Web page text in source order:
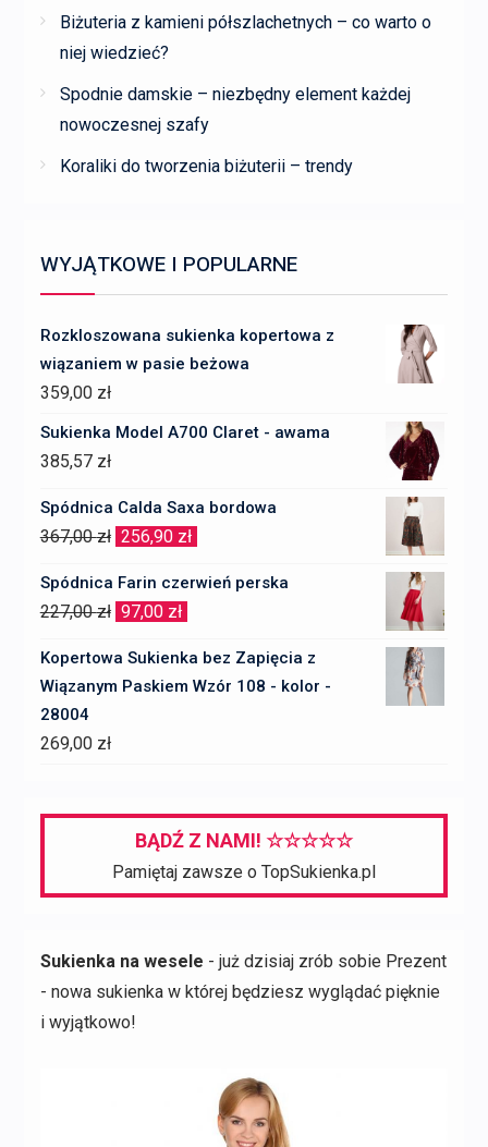
Biżuteria z kamieni półszlachetnych – co warto o
niej wiedzieć?
Spodnie damskie – niezbędny element każdej
nowoczesnej szafy
Koraliki do tworzenia biżuterii – trendy
WYJĄTKOWE I POPULARNE
Rozkloszowana sukienka kopertowa z
wiązaniem w pasie beżowa
359,00 zł
Sukienka Model A700 Claret - awama
385,57 zł
Spódnica Calda Saxa bordowa
367,00zł Pierwotna
wynosiła:
367,00 zł.
256,90 zł
wynosi:
Spódnica Farin czerwień perska
227,00zł Pierwotna
97,00 zł
Kopertowa Sukienka bez Zapięcia z
Wiązanym Paskiem Wzór 108 - kolor -
28004
269,00 zł
BĄDŹ Z NAMI! ☆☆☆☆☆
Pamiętaj zawsze o TopSukienka.pl
Sukienka na wesele - już dzisiaj zrób sobie Prezent
- nowa sukienka w której będziesz wyglądać pięknie
i wyjątkowo!